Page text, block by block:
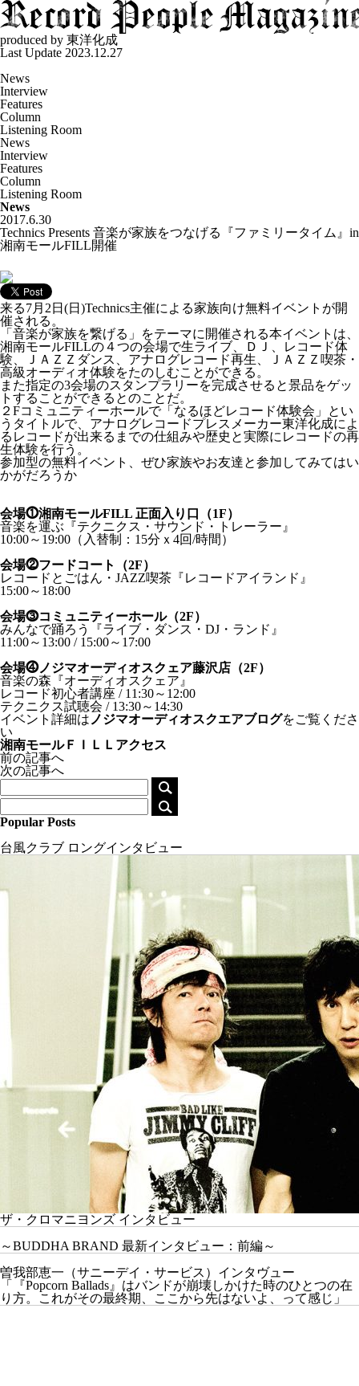
produced by 東洋化成
Last Update 2023.12.27
News
Interview
Features
Column
Listening Room
News
Interview
Features
Column
Listening Room
News
2017.6.30
Technics Presents 音楽が家族をつなげる『ファミリータイム』in
湘南モールFILL開催
来る7月2日(日)Technics主催による家族向け無料イベントが開
催される。
「音楽が家族を繋げる」をテーマに開催される本イベントは、
湘南モールFILLの４つの会場で生ライブ、ＤＪ、レコード体
験、ＪＡＺＺダンス、アナログレコード再生、ＪＡＺＺ喫茶・
高級オーディオ体験をたのしむことができる。
また指定の3会場のスタンプラリーを完成させると景品をゲッ
トすることができるとのことだ。
２Fコミュニティーホールで「なるほどレコード体験会」とい
うタイトルで、アナログレコードプレスメーカー東洋化成によ
るレコードが出来るまでの仕組みや歴史と実際にレコードの再
生体験を行う。
参加型の無料イベント、ぜひ家族やお友達と参加してみてはい
かがだろうか
会場⓵湘南モールFILL 正面入り口（1F）
音楽を運ぶ『テクニクス・サウンド・トレーラー』
10:00～19:00（入替制：15分ｘ4回/時間）
会場⓶フードコート（2F）
レコードとごはん・JAZZ喫茶『レコードアイランド』
15:00～18:00
会場⓷コミュニティーホール（2F）
みんなで踊ろう『ライブ・ダンス・DJ・ランド』
11:00～13:00 / 15:00～17:00
会場⓸ノジマオーディオスクェア藤沢店（2F）
音楽の森『オーディオスクェア』
レコード初心者講座 / 11:30～12:00
テクニクス試聴会 / 13:30～14:30
イベント詳細は ノジマオーディオスクエアブログをご覧くださ
い
湘南モールＦＩＬＬアクセス
前の記事へ
次の記事へ
Popular Posts
台風クラブ ロングインタビュー
ザ・クロマニヨンズ インタビュー
～BUDDHA BRAND 最新インタビュー：前編～
曽我部恵一（サニーデイ・サービス）インタヴュー
「『Popcorn Ballads』はバンドが崩壊しかけた時のひとつの在
り方。これがその最終期、ここから先はないよ、って感じ」